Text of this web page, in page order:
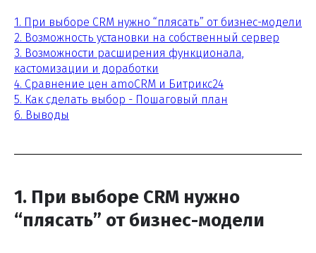
1. При выборе CRM нужно “плясать” от бизнес-модели
2. Возможность установки на собственный сервер
3. Возможности расширения функционала,
кастомизации и доработки
4. Сравнение цен amoCRM и Битрикс24
5. Как сделать выбор - Пошаговый план
6. Выводы
1. При выборе CRM нужно
“плясать” от бизнес-модели